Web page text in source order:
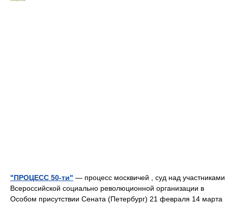
"ПРОЦЕСС 50-ти" — процесс москвичей , суд над участниками
Всероссийской социально революционной организации в
Особом присутствии Сената (Петербург) 21 февраля 14 марта